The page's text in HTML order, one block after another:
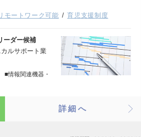
モートワーク可能 育児支援制度
ーダー候補
ルサポート業
情報関連機器・
詳細へ